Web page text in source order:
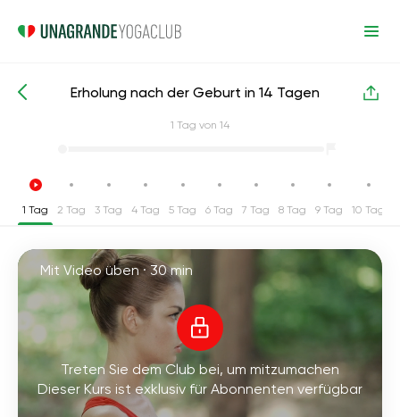
Intensive Yoga-Kurse Nach der Geburt
Erholung nach der Geburt in 14 Tagen
1 Tag von 14
1 Tag 2 Tag 3 Tag 4 Tag 5 Tag 6 Tag 7 Tag 8 Tag 9 Tag 10 Tag
Mit Video üben ·30 min
Treten Sie dem Club bei, um mitzumachen
Dieser Kurs ist exklusiv für Abonnenten verfügbar